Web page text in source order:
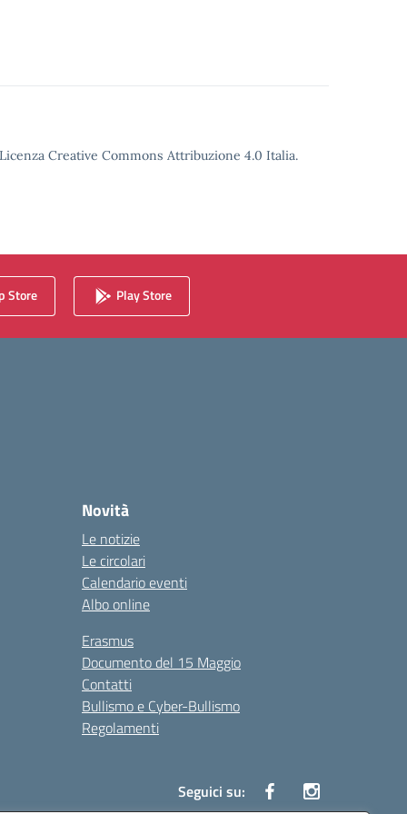
Creative Commons Attribuzione 4.0 Italia.
Store Play Store
Novità
Le notizie
Le circolari
Calendario eventi
Albo online
Erasmus
Documento del 15 Maggio
Contatti
Bullismo e Cyber-Bullismo
Regolamenti
Seguici su: